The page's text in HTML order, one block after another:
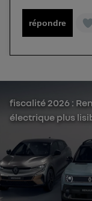
répondre
fiscalité 2026 :
électrique plus